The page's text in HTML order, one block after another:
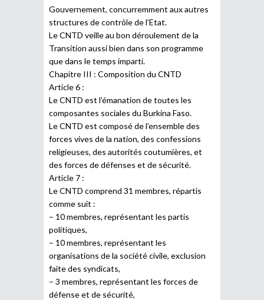
Gouvernement, concurremment aux autres
structures de contrôle de l’Etat.
Le CNTD veille au bon déroulement de la
Transition aussi bien dans son programme
que dans le temps imparti.
Chapitre III : Composition du CNTD
Article 6 :
Le CNTD est l’émanation de toutes les
composantes sociales du Burkina Faso.
Le CNTD est composé de l’ensemble des
forces vives de la nation, des confessions
religieuses, des autorités coutumières, et
des forces de défenses et de sécurité.
Article 7 :
Le CNTD comprend 31 membres, répartis
comme suit :
– 10 membres, représentant les partis
politiques,
– 10 membres, représentant les
organisations de la société civile, exclusion
faite des syndicats,
– 3 membres, représentant les forces de
défense et de sécurité,